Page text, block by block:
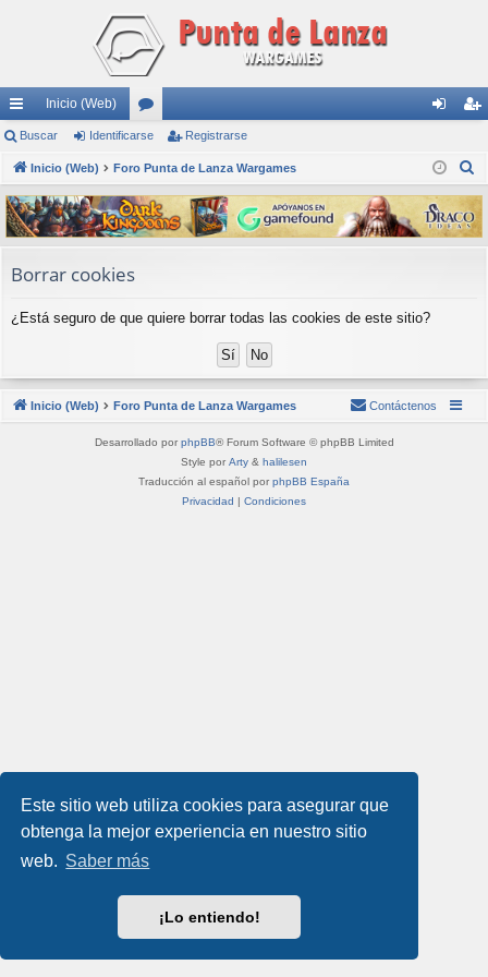
Este sitio web utiliza cookies para asegurar que
obtenga la mejor experiencia en nuestro sitio
web. Saber más
¡Lo entiendo!
nl
ac
es
rá
pi
Inicio (Web)
or
os nti
fic
ar
ist
ra
rs
Buscar Identificarse Registrarse
Inicio (Web) Foro Punta de Lanza Wargames
s
c
Borrar cookies
¿Está seguro de que quiere borrar todas las cookies de este sitio?
Inicio (Web) Foro Punta de Lanza Wargames Contáctenos
Desarrollado por phpBB® Forum Software © phpBB Limited
Style por Arty & halilesen
Traducción al español por phpBB España
Privacidad | Condiciones